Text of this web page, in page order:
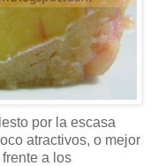
por la escasa
atractivos, o mejor
a los